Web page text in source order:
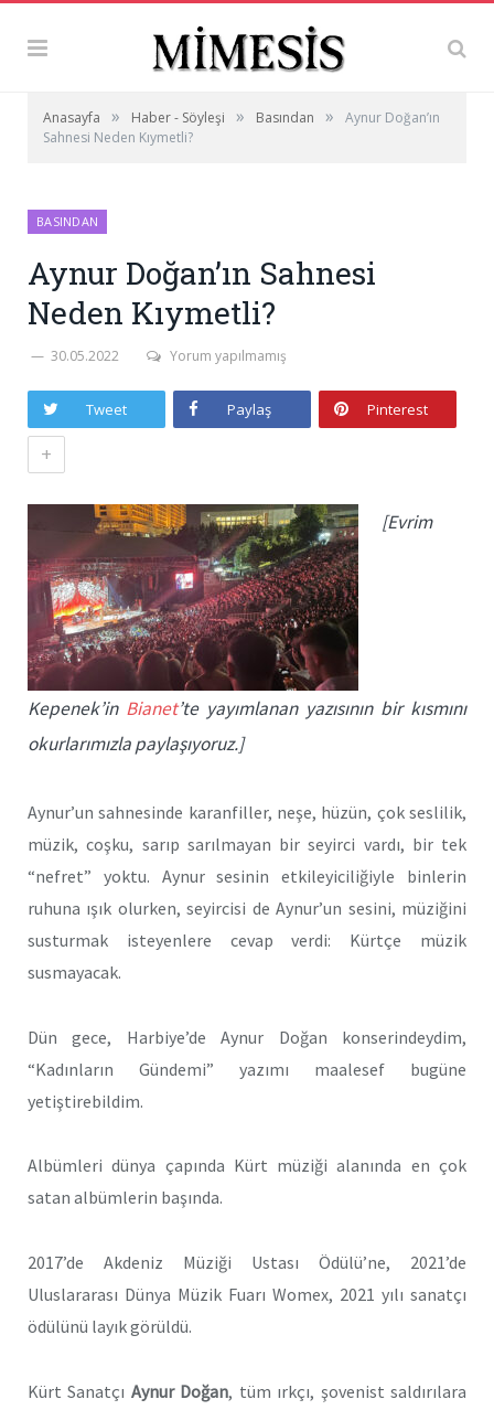
Anasayfa » Haber - Söyleşi » Basından »
Aynur Doğan’ın
Sahnesi Neden Kıymetli?
BASINDAN
Aynur Doğan’ın Sahnesi
Neden Kıymetli?
30.05.2022 Yorum yapılmamış
Tweet Paylaş Pinterest
+
[Evrim
Kepenek’in Bianet’te yayımlanan yazısının bir kısmını
okurlarımızla paylaşıyoruz.]
Aynur’un sahnesinde karanfiller, neşe, hüzün, çok seslilik,
müzik, coşku, sarıp sarılmayan bir seyirci vardı, bir tek
“nefret” yoktu. Aynur sesinin etkileyiciliğiyle binlerin
ruhuna ışık olurken, seyircisi de Aynur’un sesini, müziğini
susturmak isteyenlere cevap verdi: Kürtçe müzik
susmayacak.
Dün gece, Harbiye’de Aynur Doğan konserindeydim,
“Kadınların Gündemi” yazımı maalesef bugüne
yetiştirebildim.
Albümleri dünya çapında Kürt müziği alanında en çok
satan albümlerin başında.
2017’de Akdeniz Müziği Ustası Ödülü’ne, 2021’de
Uluslararası Dünya Müzik Fuarı Womex, 2021 yılı sanatçı
ödülünü layık görüldü.
Kürt Sanatçı Aynur Doğan, tüm ırkçı, şovenist saldırılara